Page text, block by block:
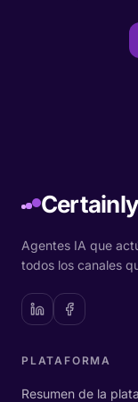
Agentes IA que
todos los canales
PLATAFORMA
Resumen de la